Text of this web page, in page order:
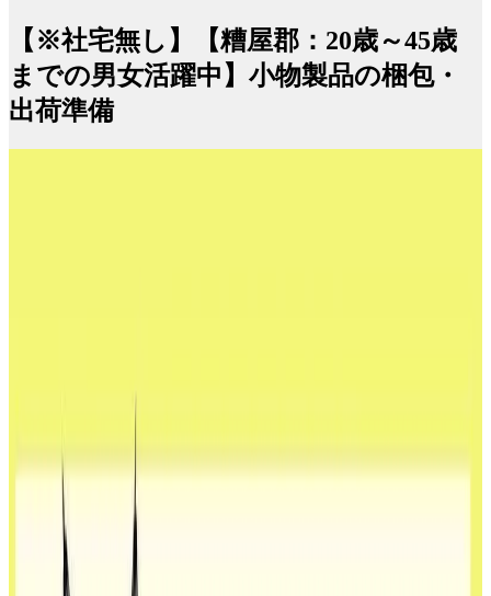
【※社宅無し】【糟屋郡：20歳～45歳
までの男女活躍中】小物製品の梱包・
出荷準備